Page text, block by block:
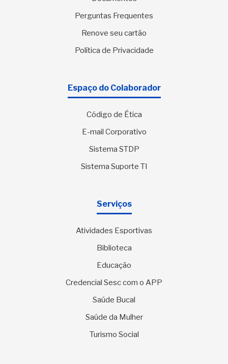
Perguntas Frequentes
Renove seu cartão
Política de Privacidade
Espaço do Colaborador
Código de Ética
E-mail Corporativo
Sistema STDP
Sistema Suporte TI
Serviços
Atividades Esportivas
Biblioteca
Educação
Credencial Sesc com o APP
Saúde Bucal
Saúde da Mulher
Turismo Social